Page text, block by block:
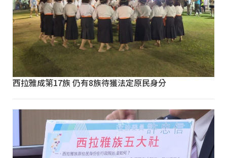
西拉雅成第17族 仍有8族待獲法定原民身分